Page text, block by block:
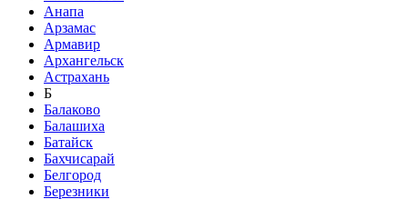
Анапа
Арзамас
Армавир
Архангельск
Астрахань
Б
Балаково
Балашиха
Батайск
Бахчисарай
Белгород
Березники